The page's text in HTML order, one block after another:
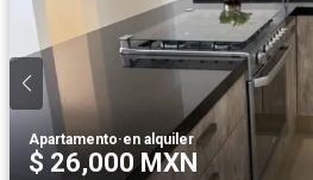
Apartamento·en alquiler
$ 26,000 MXN